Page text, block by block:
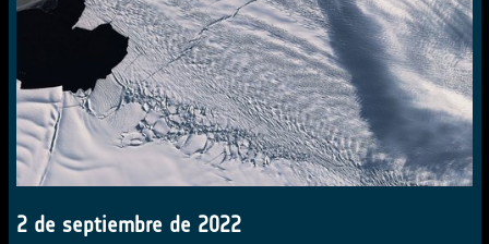
2 de septiembre de 2022